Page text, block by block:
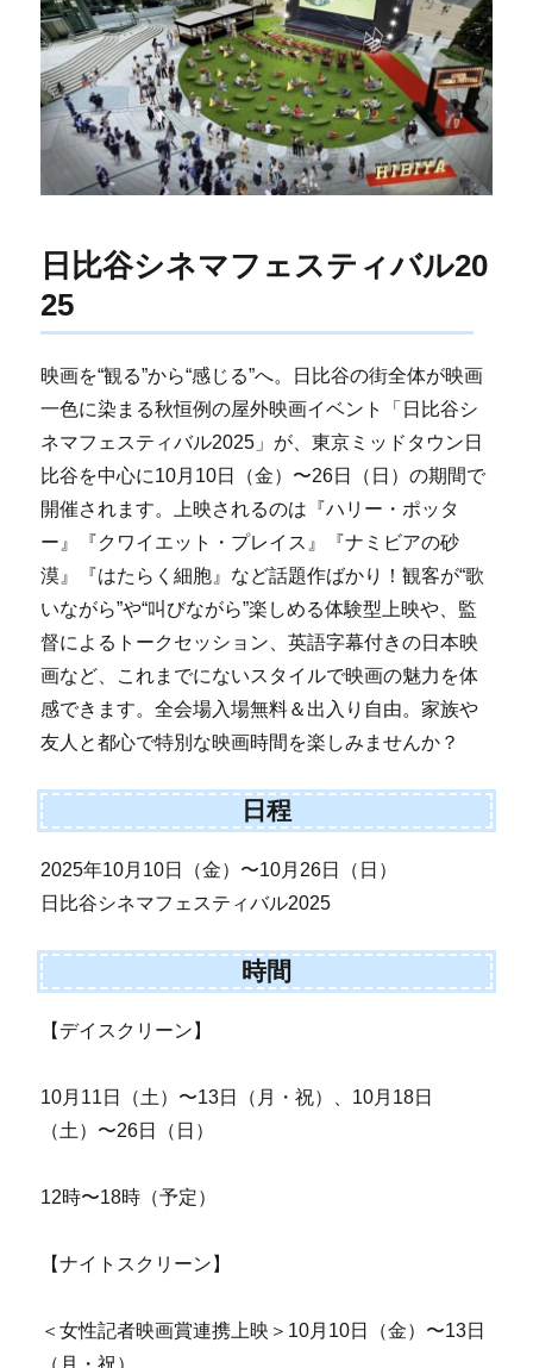
日比谷シネマフェスティバル20
25
映画を“観る”から“感じる”へ。日比谷の街全体が映画
一色に染まる秋恒例の屋外映画イベント「日比谷シ
ネマフェスティバル2025」が、東京ミッドタウン日
比谷を中心に10月10日（金）〜26日（日）の期間で
開催されます。上映されるのは『ハリー・ポッタ
ー』『クワイエット・プレイス』『ナミビアの砂
漠』『はたらく細胞』など話題作ばかり！観客が“歌
いながら”や“叫びながら”楽しめる体験型上映や、監
督によるトークセッション、英語字幕付きの日本映
画など、これまでにないスタイルで映画の魅力を体
感できます。全会場入場無料＆出入り自由。家族や
友人と都心で特別な映画時間を楽しみませんか？
日程
2025年10月10日（金）〜10月26日（日）
日比谷シネマフェスティバル2025
時間
【デイスクリーン】
10月11日（土）〜13日（月・祝）、10月18日
（土）〜26日（日）
12時〜18時（予定）
【ナイトスクリーン】
＜女性記者映画賞連携上映＞10月10日（金）〜13日
（月・祝）